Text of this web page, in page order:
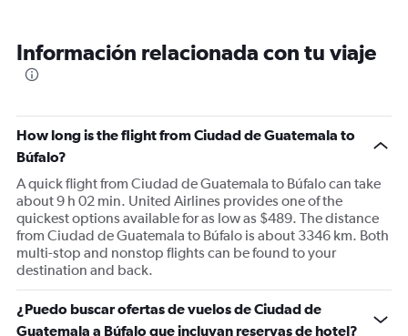
Información relacionada con tu viaje
How long is the flight from Ciudad de Guatemala to
Búfalo?
A quick flight from Ciudad de Guatemala to Búfalo can take
about 9 h 02 min. United Airlines provides one of the
quickest options available for as low as $489. The distance
from Ciudad de Guatemala to Búfalo is about 3346 km. Both
multi-stop and nonstop flights can be found to your
destination and back.
¿Puedo buscar ofertas de vuelos de Ciudad de
Guatemala a Búfalo que incluyan reservas de hotel?